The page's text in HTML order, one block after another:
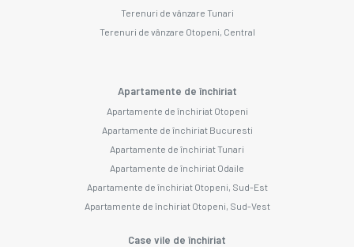
Terenuri de vânzare Tunari
Terenuri de vânzare Otopeni, Central
Apartamente de închiriat
Apartamente de închiriat Otopeni
Apartamente de închiriat Bucuresti
Apartamente de închiriat Tunari
Apartamente de închiriat Odaile
Apartamente de închiriat Otopeni, Sud-Est
Apartamente de închiriat Otopeni, Sud-Vest
Case vile de închiriat